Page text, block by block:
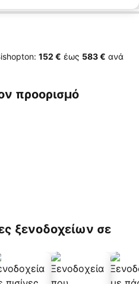
‎152 € έως ‎583 € ανά
προορισμό
ξενοδοχείων σε